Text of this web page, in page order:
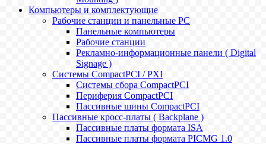
Компьютеры и комплектующие
Рабочие станции и панельные РС
Панельные компьютеры
Рабочие станции
Рекламно-информационные панели ( Digital
Signage )
Системы CompactPCI / PXI
Системы сбора CompactPCI
Периферия CompactPCI
Пассивные шины CompactPCI
Пассивные кросс-платы ( Backplane )
Пассивные платы формата ISA
Пассивные платы формата PICMG 1.0